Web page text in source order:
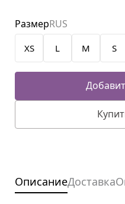
XS L M S
РазмерRUS
ОписаниеДоставка